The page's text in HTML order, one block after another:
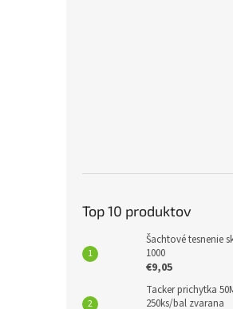
Top 10 produktov
Šachtové tesnenie
1000
€9,05
Tacker prichytka
250ks/bal zvarana